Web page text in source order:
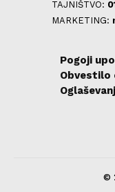
TAJNIŠTVO:
MARKETING:
Pogoji
Obvestilo
©